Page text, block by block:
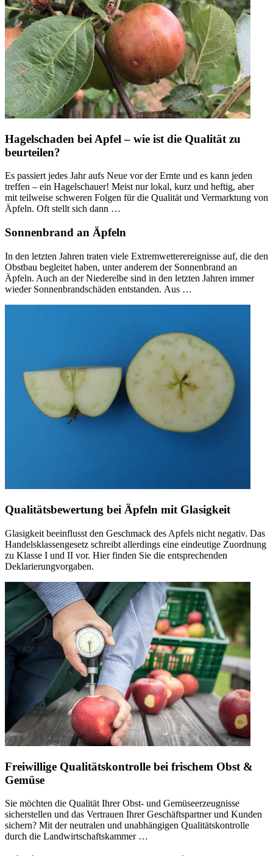
Hagelschaden bei Apfel – wie ist die Qualität zu
beurteilen?
Es passiert jedes Jahr aufs Neue vor der Ernte und es kann jeden
treffen – ein Hagelschauer! Meist nur lokal, kurz und heftig, aber
mit teilweise schweren Folgen für die Qualität und Vermarktung von
Äpfeln. Oft stellt sich dann …
Sonnenbrand an Äpfeln
In den letzten Jahren traten viele Extremwetterereignisse auf, die den
Obstbau begleitet haben, unter anderem der Sonnenbrand an
Äpfeln. Auch an der Niederelbe sind in den letzten Jahren immer
wieder Sonnenbrandschäden entstanden. Aus …
Qualitätsbewertung bei Äpfeln mit Glasigkeit
Glasigkeit beeinflusst den Geschmack des Apfels nicht negativ. Das
Handelsklassengesetz schreibt allerdings eine eindeutige Zuordnung
zu Klasse I und II vor. Hier finden Sie die entsprechenden
Deklarierungvorgaben.
Freiwillige Qualitätskontrolle bei frischem Obst &
Gemüse
Sie möchten die Qualität Ihrer Obst- und Gemüseerzeugnisse
sicherstellen und das Vertrauen Ihrer Geschäftspartner und Kunden
sichern? Mit der neutralen und unabhängigen Qualitätskontrolle
durch die Landwirtschaftskammer …